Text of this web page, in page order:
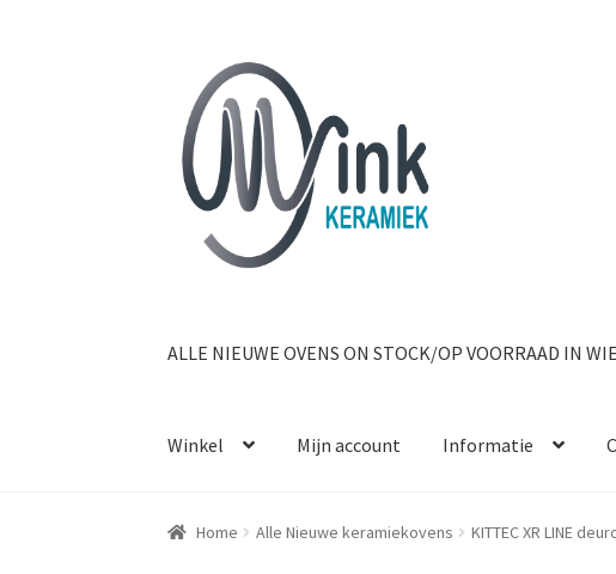
Ga door naar navigatie
Ga naar de inhoud
ALLE NIEUWE OVENS ON STOCK/OP VOORRAAD IN
Winkel Mijn account Informatie
Home Alle Nieuwe keramiekovens KITTEC XR LINE